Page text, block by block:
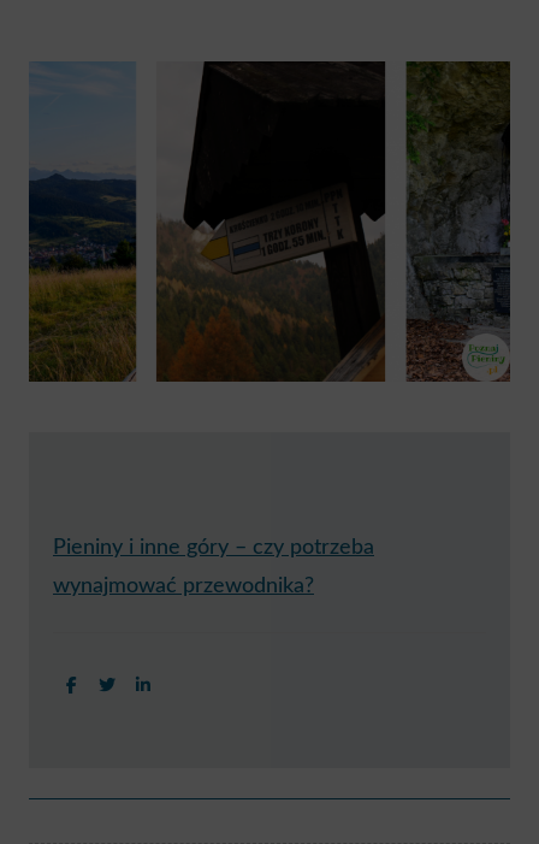
Pieniny i inne góry – czy potrzeba
wynajmować przewodnika?